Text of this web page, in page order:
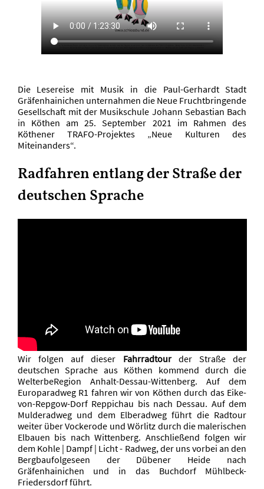
Die Lesereise mit Musik in die Paul-Gerhardt Stadt
Gräfenhainichen unternahmen die Neue Fruchtbringende
Gesellschaft mit der Musikschule Johann Sebastian Bach
in Köthen am 25. September 2021 im Rahmen des
Köthener TRAFO-Projektes „Neue Kulturen des
Miteinanders“.
Radfahren entlang der Straße der
deutschen Sprache
Wir folgen auf dieser Fahrradtourder Straße der
deutschen Sprache aus Köthen kommend durch die
WelterbeRegion Anhalt-Dessau-Wittenberg. Auf dem
Europaradweg R1 fahren wir von Köthen durch das Eike-
von-Repgow-Dorf Reppichau bis nach Dessau. Auf dem
Mulderadweg und dem Elberadweg führt die Radtour
weiter über Vockerode und Wörlitz durch die malerischen
Elbauen bis nach Wittenberg. Anschließend folgen wir
dem Kohle | Dampf | Licht - Radweg, der uns vorbei an den
Bergbaufolgeseen der Dübener Heide nach
Gräfenhainichen und in das Buchdorf Mühlbeck-
Friedersdorf führt.